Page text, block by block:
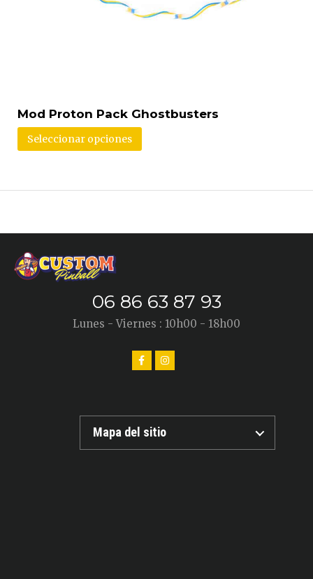
Mod Proton Pack Ghostbusters
Seleccionar opciones
06 86 63 87 93
Lunes - Viernes : 10h00 - 18h00
Mapa del sitio